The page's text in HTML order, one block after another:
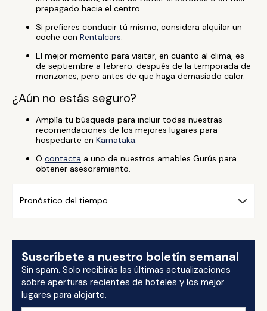
prepagado hacia el centro.
Si prefieres conducir tú mismo, considera alquilar un
coche con Rentalcars.
El mejor momento para visitar, en cuanto al clima, es
de septiembre a febrero: después de la temporada de
monzones, pero antes de que haga demasiado calor.
¿Aún no estás seguro?
Amplía tu búsqueda para incluir todas nuestras
recomendaciones de los mejores lugares para
hospedarte en Karnataka.
O contacta a uno de nuestros amables Gurús para
obtener asesoramiento.
Pronóstico del tiempo
Suscríbete a nuestro boletín semanal
Sin spam. Solo recibirás las últimas actualizaciones
sobre aperturas recientes de hoteles y los mejor
lugares para alojarte.